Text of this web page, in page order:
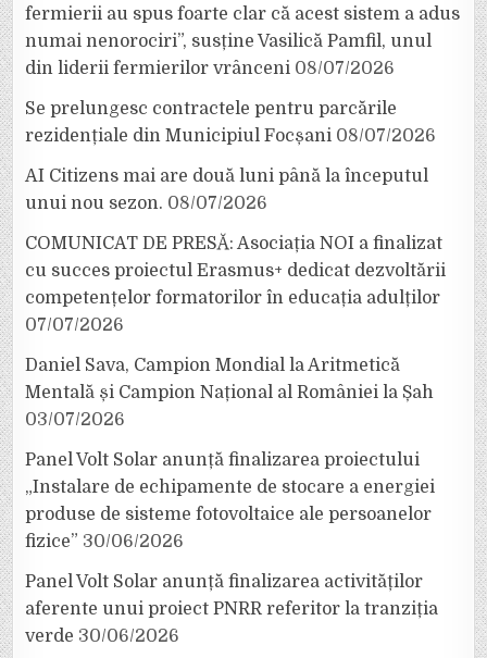
fermierii au spus foarte clar că acest sistem a adus
numai nenorociri”, susține Vasilică Pamfil, unul
din liderii fermierilor vrânceni 08/07/2026
Se prelungesc contractele pentru parcările
rezidențiale din Municipiul Focșani 08/07/2026
AI Citizens mai are două luni până la începutul
unui nou sezon. 08/07/2026
COMUNICAT DE PRESĂ: Asociația NOI a finalizat
cu succes proiectul Erasmus+ dedicat dezvoltării
competențelor formatorilor în educația adulților
07/07/2026
Daniel Sava, Campion Mondial la Aritmetică
Mentală și Campion Național al României la Șah
03/07/2026
Panel Volt Solar anunță finalizarea proiectului
„Instalare de echipamente de stocare a energiei
produse de sisteme fotovoltaice ale persoanelor
fizice” 30/06/2026
Panel Volt Solar anunță finalizarea activităților
aferente unui proiect PNRR referitor la tranziția
verde 30/06/2026